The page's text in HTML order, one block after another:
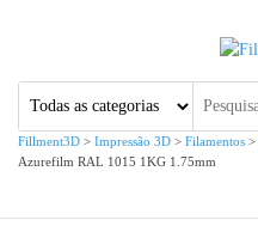
Fillment3D
Fillment3D > Impressão 3D > Filamentos >
Azurefilm RAL 1015 1KG 1.75mm